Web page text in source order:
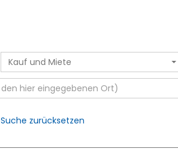
Kauf und Miete
Suche zurücksetzen